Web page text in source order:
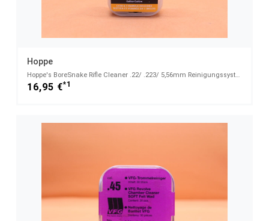
Hoppe
Hoppe's BoreSnake Rifle Cleaner .22/ .223/ 5,56mm Reinigungssystem für Büchsen (24011)
16,95 €*1